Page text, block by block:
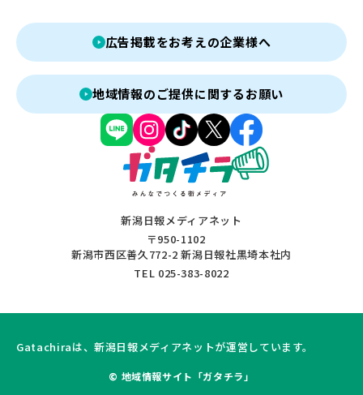
新潟日報メディアネット
〒950-1102
新潟市西区善久772-2 新潟日報社黒埼本社内
TEL 025-383-8022
広告掲載をお考えの企業様へ
地域情報のご提供に関するお願い
Gatachiraは、新潟日報メディアネットが運営しています。
© 地域情報サイト「ガタチラ」